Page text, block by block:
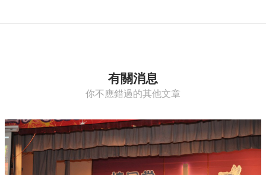
有關消息
你不應錯過的其他文章